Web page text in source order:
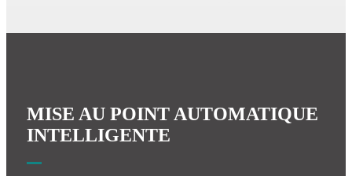
MISE AU POINT AUTOMATIQUE
INTELLIGENTE